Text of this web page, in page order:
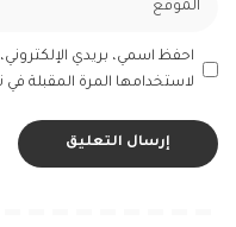
احفظ اسمي، بريدي
لاستخدامها المرة المقبلة في